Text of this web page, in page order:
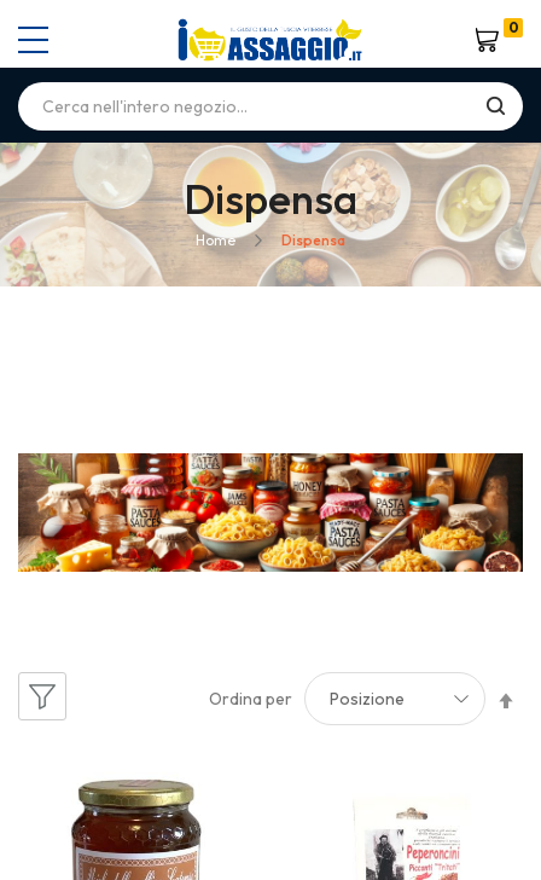
Carrello
0
Dispensa
Home Dispensa
Ordina per